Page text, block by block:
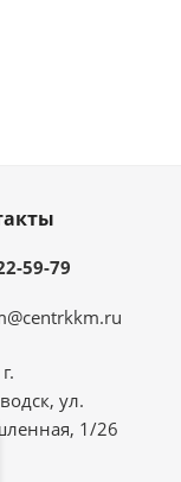
59-79
ул.
1/26